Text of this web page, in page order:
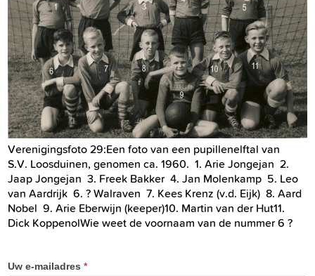
Verenigingsfoto 29:Een foto van een pupillenelftal van
S.V. Loosduinen, genomen ca. 1960. 1. Arie Jongejan 2.
Jaap Jongejan 3. Freek Bakker 4. Jan Molenkamp 5. Leo
van Aardrijk 6. ? Walraven 7. Kees Krenz (v.d. Eijk) 8. Aard
Nobel 9. Arie Eberwijn (keeper)10. Martin van der Hut11.
Dick KoppenolWie weet de voornaam van de nummer 6 ?
Uw e-mailadres *